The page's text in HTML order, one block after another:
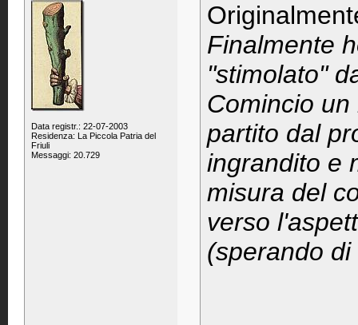
Data registr.: 22-07-2003
Residenza: La Piccola Patria del
Friuli
Messaggi: 20.729
Finalmente
"stimolato"
Comincio
partito dal
ingrandito e
misura del
verso
(sperando